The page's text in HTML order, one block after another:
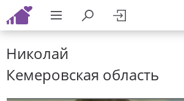
Николай
Кемеровская область